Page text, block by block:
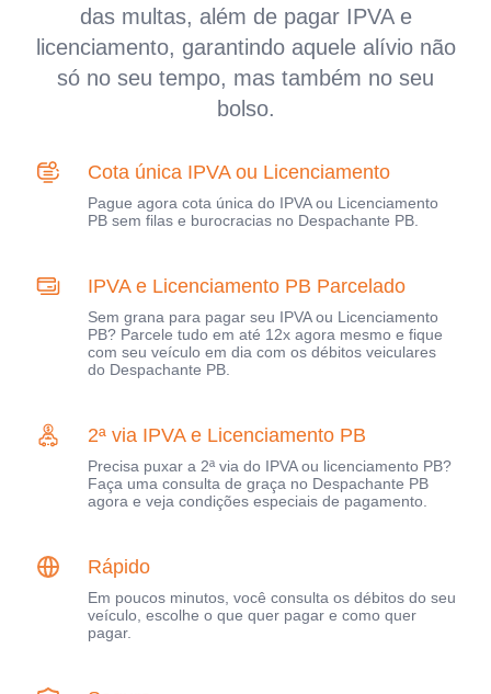
das multas, além de pagar IPVA e
licenciamento, garantindo aquele alívio não
só no seu tempo, mas também no seu
bolso.
Cota única IPVA ou Licenciamento
Pague agora cota única do IPVA ou Licenciamento
PB sem filas e burocracias no Despachante PB.
IPVA e Licenciamento PB Parcelado
Sem grana para pagar seu IPVA ou Licenciamento
PB? Parcele tudo em até 12x agora mesmo e fique
com seu veículo em dia com os débitos veiculares
do Despachante PB.
2ª via IPVA e Licenciamento PB
Precisa puxar a 2ª via do IPVA ou licenciamento PB?
Faça uma consulta de graça no Despachante PB
agora e veja condições especiais de pagamento.
Rápido
Em poucos minutos, você consulta os débitos do seu
veículo, escolhe o que quer pagar e como quer
pagar.